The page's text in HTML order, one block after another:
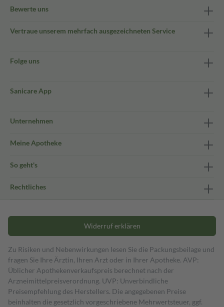
Bewerte uns
Vertraue unserem mehrfach ausgezeichneten Service
Folge uns
Sanicare App
Unternehmen
Meine Apotheke
So geht's
Rechtliches
Widerruf erklären
Zu Risiken und Nebenwirkungen lesen Sie die Packungsbeilage und
fragen Sie Ihre Ärztin, Ihren Arzt oder in Ihrer Apotheke. AVP:
Üblicher Apothekenverkaufspreis berechnet nach der
Arzneimittelpreisverordnung. UVP: Unverbindliche
Preisempfehlung des Herstellers. Die angegebenen Preise
beinhalten die gesetzlich vorgeschriebene Mehrwertsteuer, ggf.